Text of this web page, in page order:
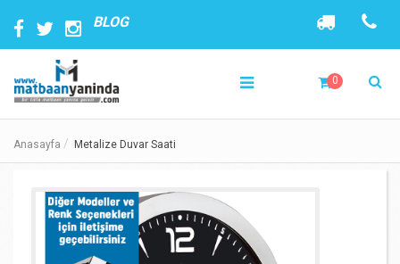
BLOG
0
Anasayfa Metalize Duvar Saati